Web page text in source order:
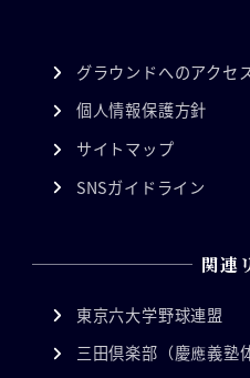
グラウンドへのアクセ
個人情報保護方針
サイトマップ
SNSガイドライン
関連
東京六大学野球連盟
三田倶楽部（慶應義塾